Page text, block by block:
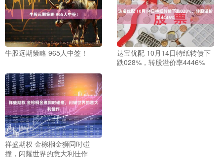
牛股远期策略 965人中签！
达宝优配 10月14日特纸转债下
跌028%，转股溢价率4446%
祥盛期权 金棕榈金狮同时碰
撞，闪耀世界的意大利佳作